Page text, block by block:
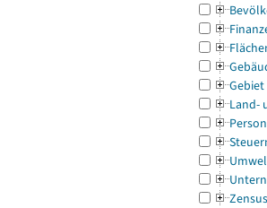
Gebiet
Land-
Zensus